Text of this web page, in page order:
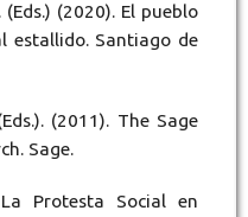
(2020). El pueblo
estallido. Santiago de
(2011). The Sage
Sage.
Protesta Social en